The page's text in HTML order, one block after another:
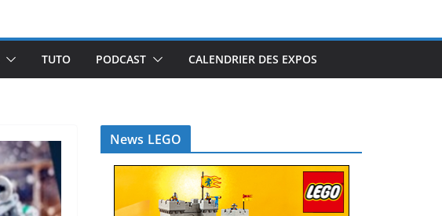
TUTO PODCAST CALENDRIER DES EXPOS
News LEGO